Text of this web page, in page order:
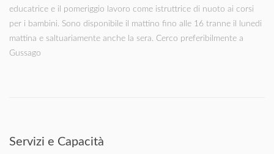
educatrice e il pomeriggio lavoro come istruttrice di nuoto ai corsi
per i bambini. Sono disponibile il mattino fino alle 16 tranne il lunedi
mattina e saltuariamente anche la sera. Cerco preferibilmente a
Gussago
Servizi e Capacità